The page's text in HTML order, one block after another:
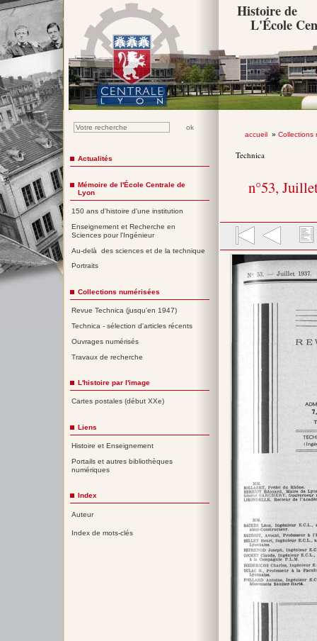
Histoire de
L'École
accueil» Collections
Technica
n°53,
Actualités
Mémoire de l'École Centrale de
Lyon
150 ans d'histoire d'une institution
Enseignement et Recherche en
Sciences pour l'Ingénieur
Au-delà des sciences et de la technique
Portraits
Collections numérisées
Revue Technica (jusqu'en 1947)
Technica - sélection d'articles récents
Ouvrages numérisés
Travaux de recherche
L'histoire par l'image
Cartes postales (début XXe)
Liens
Histoire et Enseignement
Portails et autres bibliothèques
numériques
Index
Auteur
Index de mots-clés